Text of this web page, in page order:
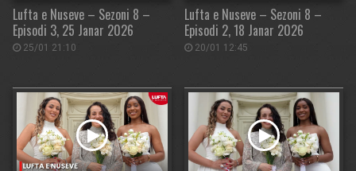
Lufta e Nuseve – Sezoni 8 –
Episodi 3, 25 Janar 2026
25/01 21:10
Lufta e Nuseve – Sezoni 8 –
Episodi 2, 18 Janar 2026
20/01 12:45